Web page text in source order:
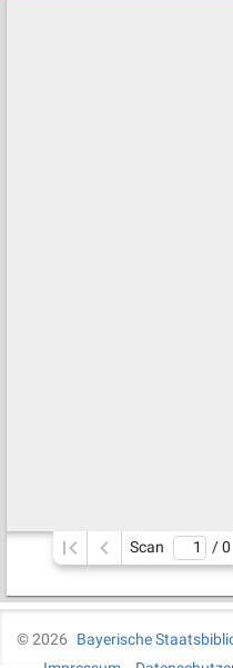
Scan / 0
©2026
Bayerische